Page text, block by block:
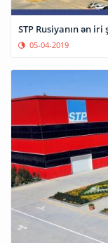
STP Rusiyanın ən
05-04-2019